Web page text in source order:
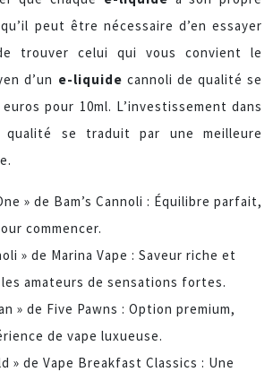
peut être nécessaire d’en essayer
trouver celui qui vous convient le
d’un e-liquide cannoli de qualité se
pour 10ml. L’investissement dans
qualité se traduit par une meilleure
» de Bam’s Cannoli : Équilibre parfait,
commencer.
» de Marina Vape : Saveur riche et
amateurs de sensations fortes.
» de Five Pawns : Option premium,
de vape luxueuse.
» de Vape Breakfast Classics : Une